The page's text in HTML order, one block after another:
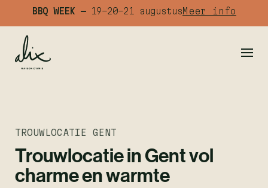
BBQ WEEK —19-20-21 augustusMeer info
TROUWLOCATIE GENT
Trouwlocatie in Gent vol
charme en warmte